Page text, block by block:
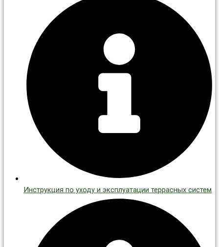
Инструкция по уходу и эксплуатации террасных систем